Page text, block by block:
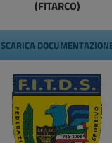
(FITARCO)
SCARICA